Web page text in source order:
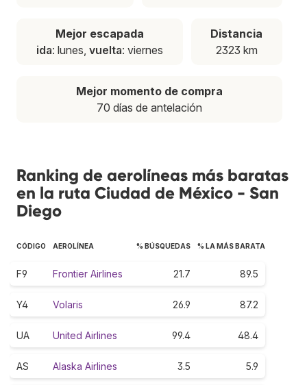
Mejor escapada
ida: lunes, vuelta: viernes
Distancia
2323 km
Mejor momento de compra
70 días de antelación
Ranking de aerolíneas más baratas
en la ruta Ciudad de México - San
Diego
CÓDIGO AEROLÍNEA % BÚSQUEDAS % LA MÁS BARATA
F9 Frontier Airlines 21.7 89.5
Y4 Volaris 26.9 87.2
UA United Airlines 99.4 48.4
AS Alaska Airlines 3.5 5.9